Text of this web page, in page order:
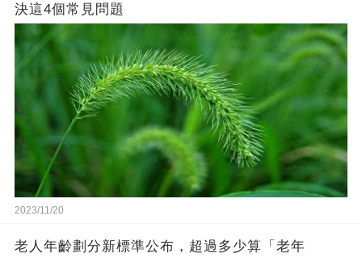
決這4個常見問題
2023/11/20
老人年齡劃分新標準公布，超過多少算「老年